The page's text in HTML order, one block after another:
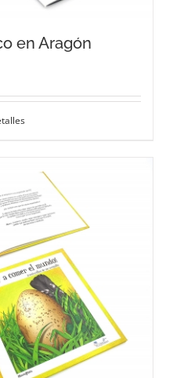
en Aragón